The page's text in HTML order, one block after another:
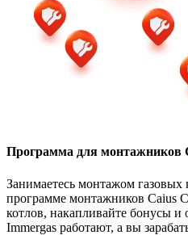
Программа для монтажников
Занимаетесь монтажом газовых
программе монтажников Caius
котлов, накапливайте бонусы
Immergas работают, а вы